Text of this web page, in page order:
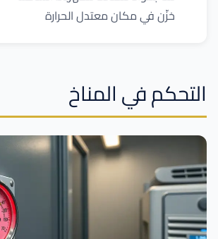
خزّن في مكان معتدل الحرارة
التحكم في المناخ